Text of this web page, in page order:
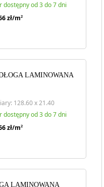
dostępny od 3 do 7 dni
zł/m2
LAMINOWANA
128.60 x 21.40
dostępny od 3 do 7 dni
zł/m2
LAMINOWANA